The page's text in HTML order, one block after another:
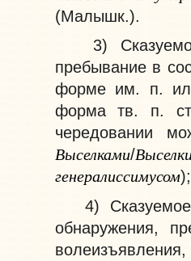
(Малышк.).
3) Сказуемое
пребывание в
форме им. п.
форма тв. п.
чередовании
Выселками/
генералиссимусом
4) Сказуемое
обнаружения,